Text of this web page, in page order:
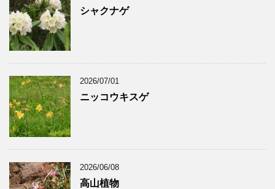
シャクナゲ
2026/07/01
ニッコウキスゲ
2026/06/08
高山植物